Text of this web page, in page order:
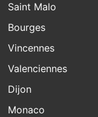
Saint Malo
Bourges
Vincennes
Valenciennes
Dijon
Monaco